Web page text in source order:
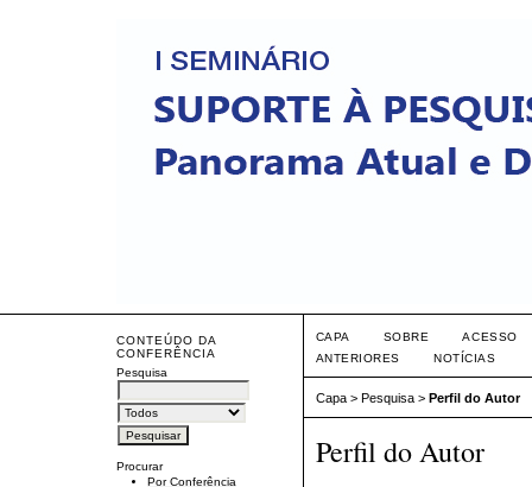
CONTEÚDO DA
CONFERÊNCIA
Pesquisa
Procurar
Por Conferência
CAPA SOBRE
ACESSO
ANTERIORES
NOTÍCIAS
Capa> Pesquisa> Perfil do Autor
Perfil do Autor